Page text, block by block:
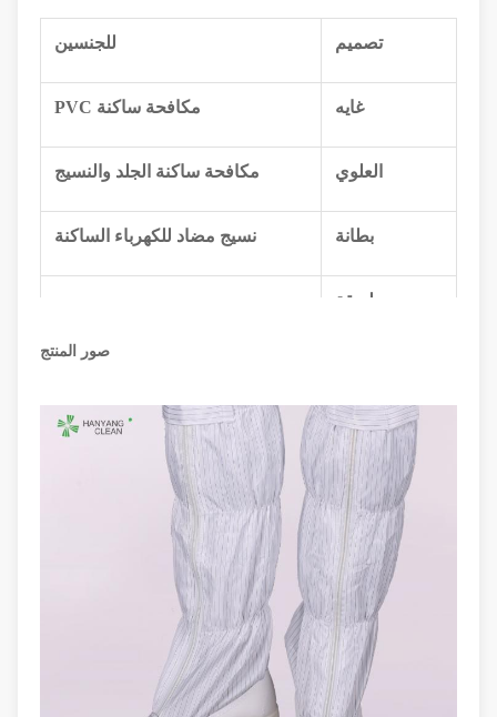
تصميم للجنسين
مكافحة ساكنة PVC
العلوي مكافحة ساكنة الجلد والنسيج
بطانة نسيج مضاد للكهرباء الساكنة
يبيع بطريقة
بحجم
11.5 (الولايات المتحدة) ، أخرى عند
مقاومة
السطح
10e6-10e7Ohm
لون
الملابس والقفازات المضادة
للكهرباء الساكنة
صور المنتج